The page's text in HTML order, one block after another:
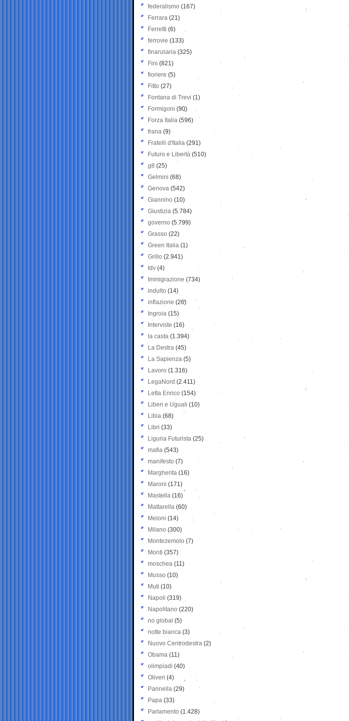
federalismo (167)
Ferrara (21)
Ferretti (6)
ferrovie (133)
finanziaria (325)
Fini (821)
fioriere (5)
Fitto (27)
Fontana di Trevi (1)
Formigoni (90)
Forza Italia (596)
frana (9)
Fratelli d'Italia (291)
Futuro e Libertà (510)
g8 (25)
Gelmini (68)
Genova (542)
Giannino (10)
Giustizia (5.784)
governo (5.799)
Grasso (22)
Green Italia (1)
Grillo (2.941)
Idv (4)
Immigrazione (734)
indulto (14)
inflazione (26)
Ingroia (15)
Interviste (16)
la casta (1.394)
La Destra (45)
La Sapienza (5)
Lavoro (1.316)
LegaNord (2.411)
Letta Enrico (154)
Liberi e Uguali (10)
Libia (68)
Libri (33)
Liguria Futurista (25)
mafia (543)
manifesto (7)
Margherita (16)
Maroni (171)
Mastella (16)
Mattarella (60)
Meloni (14)
Milano (300)
Montezemolo (7)
Monti (357)
moschea (11)
Musso (10)
Muti (10)
Napoli (319)
Napolitano (220)
no global (5)
notte bianca (3)
Nuovo Centrodestra (2)
Obama (11)
olimpiadi (40)
Oliveri (4)
Pannella (29)
Papa (33)
Parlamento (1.428)